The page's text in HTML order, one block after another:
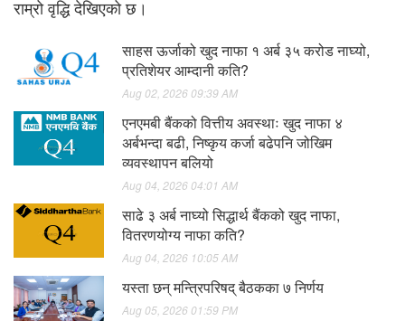
राम्रो वृद्धि देखिएको छ।
साहस ऊर्जाको खुद नाफा १ अर्ब ३५ करोड नाघ्यो,
प्रतिशेयर आम्दानी कति?
Aug 02, 2026 09:39 AM
एनएमबी बैंकको वित्तीय अवस्थाः खुद नाफा ४
अर्बभन्दा बढी, निष्कृय कर्जा बढेपनि जोखिम
व्यवस्थापन बलियो
Aug 04, 2026 04:01 AM
साढे ३ अर्ब नाघ्यो सिद्धार्थ बैंकको खुद नाफा,
वितरणयोग्य नाफा कति?
Aug 04, 2026 10:05 AM
यस्ता छन् मन्त्रिपरिषद् बैठकका ७ निर्णय
Aug 05, 2026 01:59 PM